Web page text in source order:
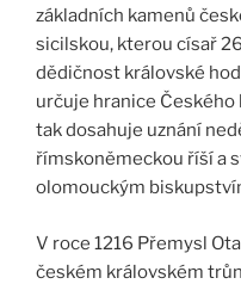
základních kamenů
sicilskou, kterou císař
dědičnost královské
určuje hranice Českého
tak dosahuje uznání
římskoněmeckou říší a
olomouckým
V roce 1216 Přemysl
českém královském